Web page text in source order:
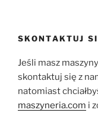
SKONTAKTUJ
Jeśli masz
skontaktuj się z
natomiast
maszyneria.com i